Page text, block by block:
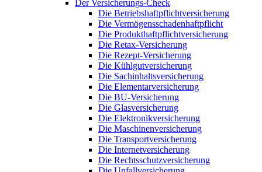
Der Versicherungs-Check
Die Betriebshaftpflichtversicherung
Die Vermögensschadenhaftpflicht
Die Produkthaftpflichtversicherung
Die Retax-Versicherung
Die Rezept-Versicherung
Die Kühlgutversicherung
Die Sachinhaltsversicherung
Die Elementarversicherung
Die BU-Versicherung
Die Glasversicherung
Die Elektronikversicherung
Die Maschinenversicherung
Die Transportversicherung
Die Internetversicherung
Die Rechtsschutzversicherung